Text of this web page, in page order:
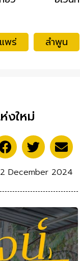
แพร่ ลำพูน
งใหม่
December 2024